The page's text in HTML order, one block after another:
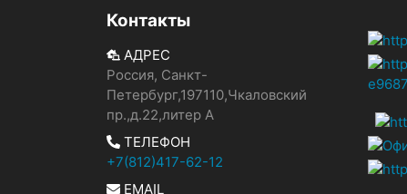
Контакты
АДРЕС
Россия, Санкт-
Петербург,197110,Чкаловский
пр.,д.22,литер А
ТЕЛЕФОН
+7(812)417-62-12
EMAIL